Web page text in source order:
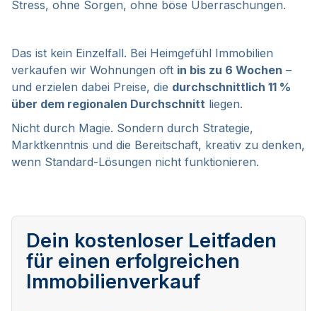
Stress, ohne Sorgen, ohne böse Überraschungen.
Das ist kein Einzelfall. Bei Heimgefühl Immobilien
verkaufen wir Wohnungen oft in bis zu 6 Wochen –
und erzielen dabei Preise, die durchschnittlich 11 %
über dem regionalen Durchschnitt liegen.
Nicht durch Magie. Sondern durch Strategie,
Marktkenntnis und die Bereitschaft, kreativ zu denken,
wenn Standard-Lösungen nicht funktionieren.
Dein kostenloser Leitfaden
für einen erfolgreichen
Immobilienverkauf